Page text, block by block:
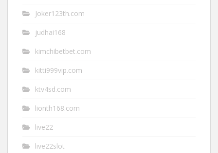
Joker123th.com
judhai168
kimchibetbet.com
kitti999vip.com
ktv4sd.com
lionth168.com
live22
live22slot